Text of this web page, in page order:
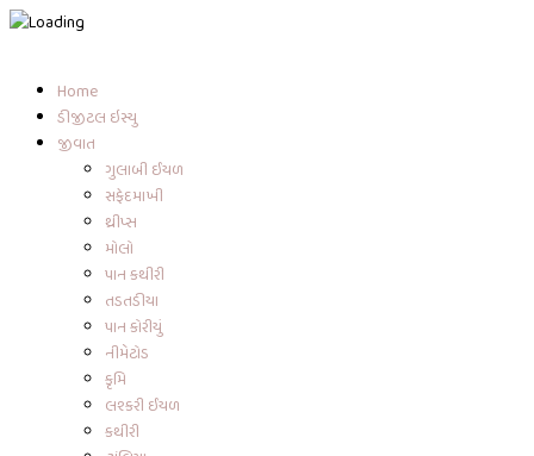
Skip
Home
ડીજીટલ ઇસ્યુ
જીવાત
ગુલાબી ઈયળ
સફેદમાખી
થ્રીપ્સ
મોલો
પાન કથીરી
તડતડીયા
પાન કોરીયું
નીમેટોડ
કૃમિ
લશ્કરી ઈયળ
કથીરી
Search